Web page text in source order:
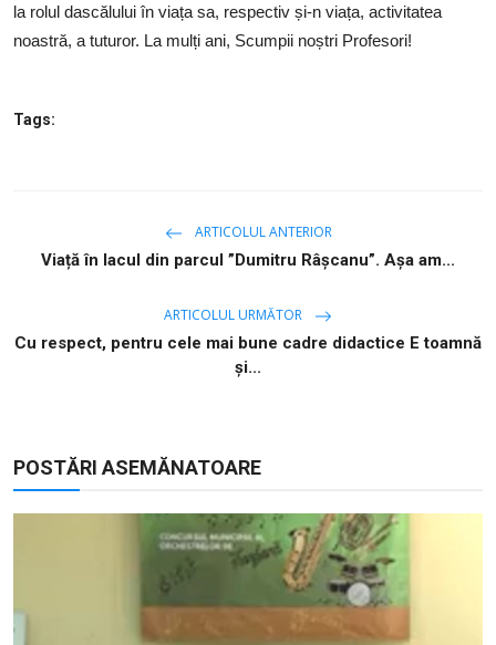
la rolul dascălului în viața sa, respectiv și-n viața, activitatea
noastră, a tuturor. La mulți ani, Scumpii noștri Profesori!
Tags:
ARTICOLUL ANTERIOR
Viață în lacul din parcul ”Dumitru Râșcanu”. Așa am...
ARTICOLUL URMĂTOR
Cu respect, pentru cele mai bune cadre didactice E toamnă
și...
POSTĂRI ASEMĂNATOARE